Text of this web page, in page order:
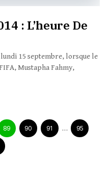
: L’heure De
15 septembre, lorsque le
Mustapha Fahmy,
89 90 91 … 95